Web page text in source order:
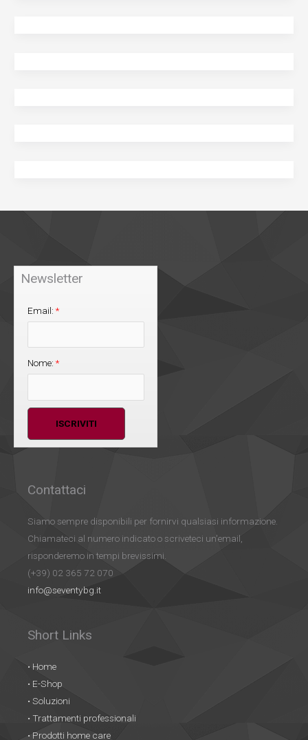
Newsletter
Email: *
Nome: *
Contattaci
Siamo sempre disponibili per fornirvi qualsiasi informazione.
Chiamateci al numero indicato o scriveteci un'email,
risponderemo in tempi brevissimi.
(+39) 02 365 72 070
info@seventybg.it
Short Links
• Home
• E-Shop
• Soluzioni
• Trattamenti professionali
• Prodotti home care